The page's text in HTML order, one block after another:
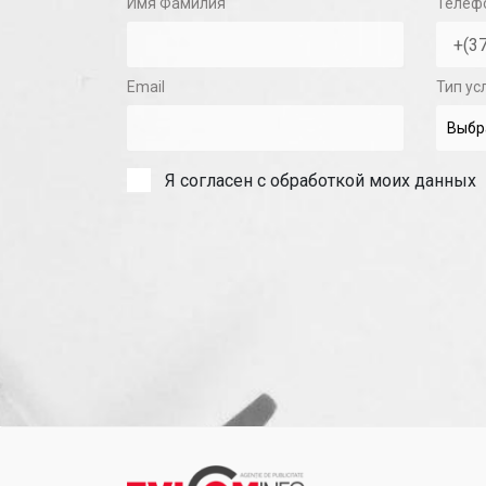
Имя Фамилия
Email Тип
Я согласен с обработкой моих данных